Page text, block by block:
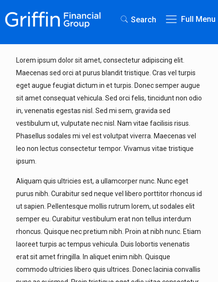
Search Full Menu
Lorem ipsum dolor sit amet, consectetur adipiscing elit.
Maecenas sed orci at purus blandit tristique. Cras vel turpis
eget augue feugiat dictum in et turpis. Donec semper augue
sit amet consequat vehicula. Sed orci felis, tincidunt non odio
in, venenatis egestas nisl. Sed mi sem, gravida sed
vestibulum ut, vulputate nec nisl. Nam vitae facilisis risus.
Phasellus sodales mi vel est volutpat viverra. Maecenas vel
leo non lectus consectetur tempor. Vivamus vitae tristique
ipsum.
Aliquam quis ultricies est, a ullamcorper nunc. Nunc eget
purus nibh. Curabitur sed neque vel libero porttitor rhoncus id
ut sapien. Pellentesque mollis rutrum lorem, ut sodales elit
semper eu. Curabitur vestibulum erat non tellus interdum
rhoncus. Quisque nec pretium nibh. Proin at nibh nunc. Etiam
laoreet turpis ac tempus vehicula. Duis lobortis venenatis
erat sit amet fringilla. In aliquet enim nibh. Quisque
commodo ultricies libero quis ultrices. Donec lacinia convallis